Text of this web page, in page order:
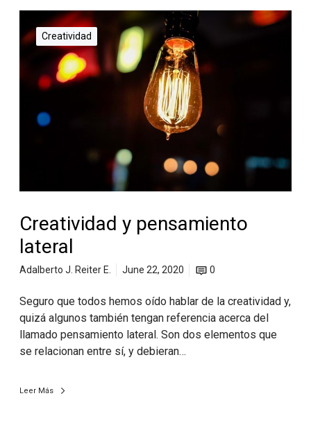
Creatividad
Creatividad y pensamiento
lateral
Adalberto J. Reiter E. June 22, 2020 0
Seguro que todos hemos oído hablar de la creatividad y,
quizá algunos también tengan referencia acerca del
llamado pensamiento lateral. Son dos elementos que
se relacionan entre sí, y debieran…
Leer Más